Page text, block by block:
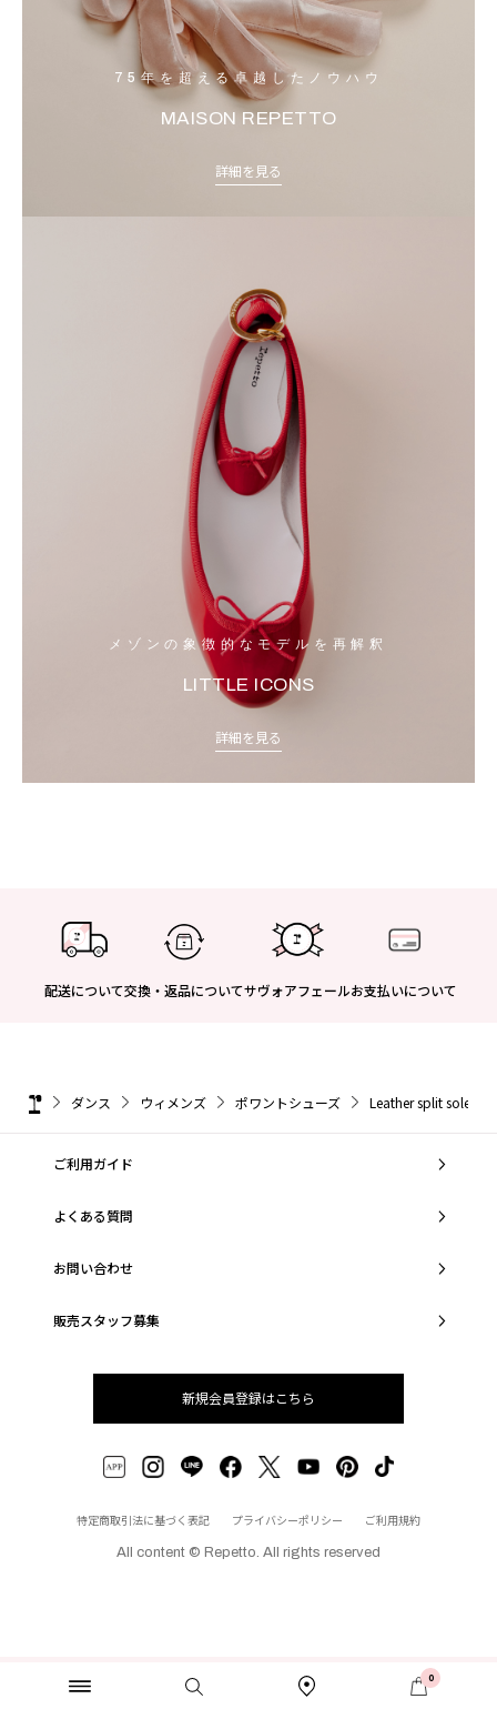
0
75年を超える卓越したノウハウ
MAISON REPETTO
詳細を見る
メゾンの象徴的なモデルを再解釈
LITTLE ICONS
詳細を見る
配送について交換・返品についてサヴォアフェールお支払いについて
ダンス ウィメンズ ポワントシューズ Leather split sole
ご利用ガイド
よくある質問
お問い合わせ
販売スタッフ募集
新規会員登録はこちら
特定商取引法に基づく表記 プライバシーポリシー ご利用規約
All content © Repetto. All rights reserved